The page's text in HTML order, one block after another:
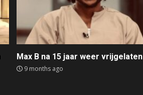
Max B na 15 jaar weer vrijgelaten
9 months ago